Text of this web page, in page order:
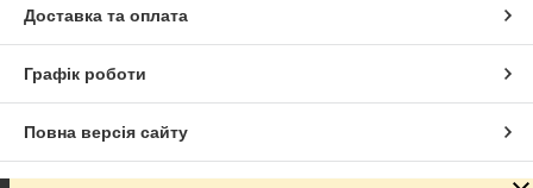
Доставка та оплата
Графік роботи
Повна версія сайту